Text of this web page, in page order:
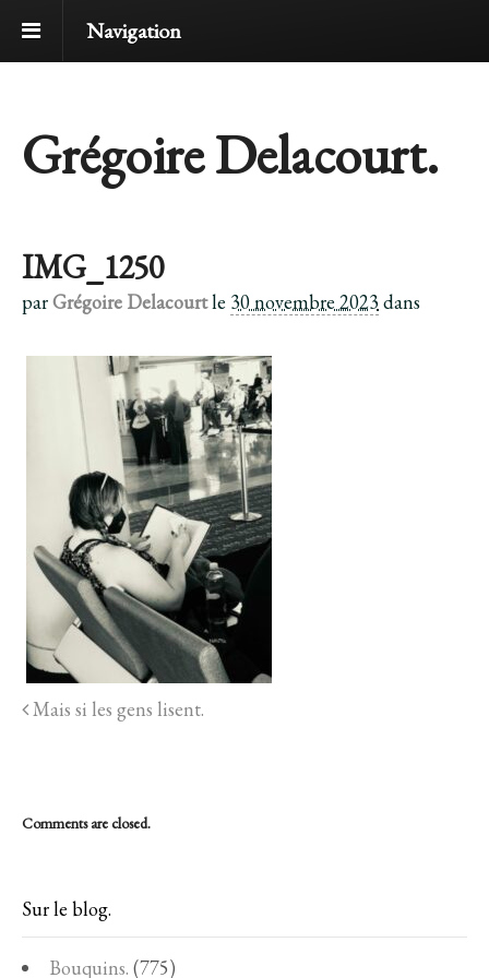
Navigation
Grégoire Delacourt.
IMG_1250
parGrégoire Delacourtle 30 novembre 2023dans
Mais si les gens lisent.
Comments are closed.
Sur le blog.
Bouquins. (775)